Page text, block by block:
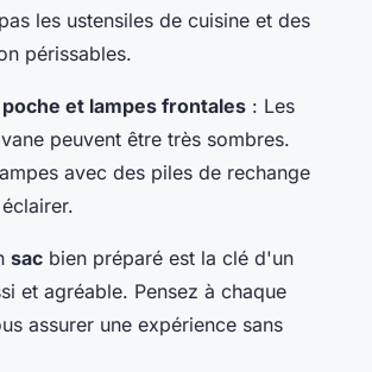
les ustensiles de cuisine et des
périssables.
poche et lampes frontales : Les
peuvent être très sombres.
avec des piles de rechange
sac bien préparé est la clé d'un
et agréable. Pensez à chaque
assurer une expérience sans